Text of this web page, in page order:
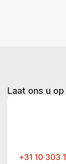
Laat ons u
+31 10 303